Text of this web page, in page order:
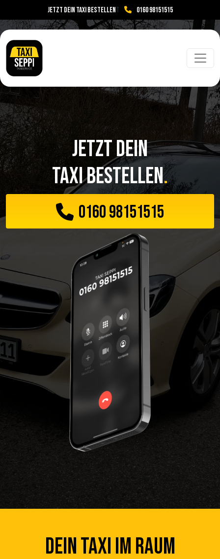
JETZT DEIN TAXI BESTELLENt 0160 98151515
Jetzt Dein
Taxi bestellen.
0160 98151515
Dein Taxi im raum